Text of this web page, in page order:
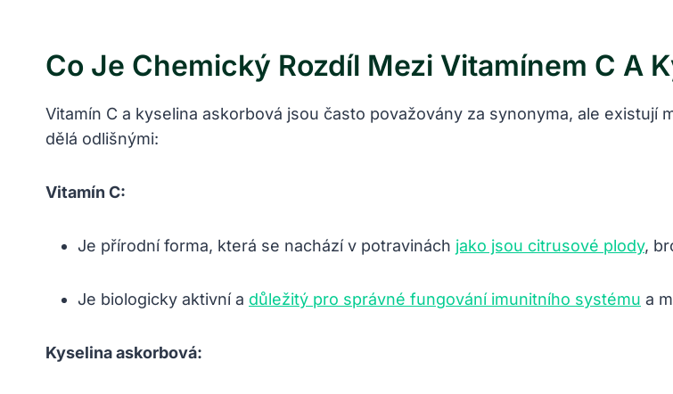
Co Je Chemický Rozdíl Mezi Vitamínem C A
Vitamín C a kyselina askorbová jsou často považovány za synonyma, ale existují
dělá odlišnými:
Vitamín C:
Je přírodní forma, která se nachází v potravinách jako jsou citrusové plody,
Je biologicky aktivní a důležitý pro správné fungování imunitního systému a
Kyselina askorbová: